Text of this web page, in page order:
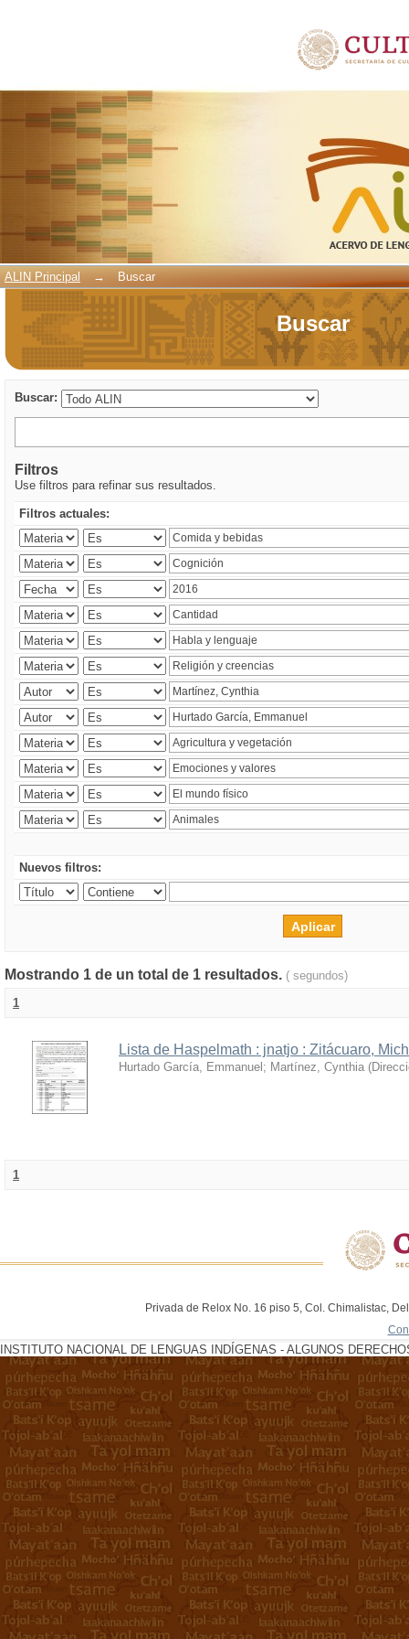
ALIN Principal → Buscar
Buscar
Buscar:
Filtros
Use filtros para refinar sus resultados.
Filtros actuales:
Nuevos filtros:
Mostrando 1 de un total de 1 resultados. ( segundos)
1
Lista de Haspelmath : jnatjo : Zitácuaro,
Hurtado García, Emmanuel ; Martínez, Cynthia (
1
Privada de Relox No. 16 piso 5, Col. Chimalistac,
INSTITUTO NACIONAL DE LENGUAS INDÍGENAS - ALGUNOS